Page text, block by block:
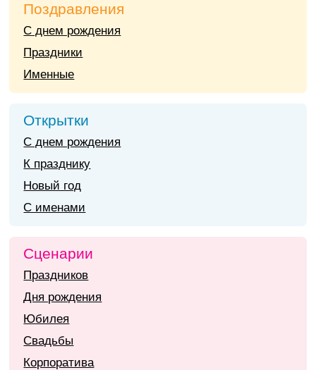
Поздравления
С днем рождения
Праздники
Именные
Открытки
С днем рождения
К празднику
Новый год
С именами
Сценарии
Праздников
Дня рождения
Юбилея
Свадьбы
Корпоратива